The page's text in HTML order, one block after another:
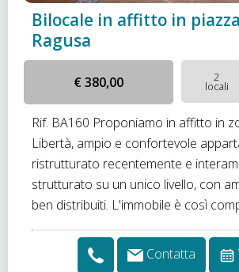
Bilocale in affitto in
Ragusa
€ 380,00 2
locali
Rif. BA160 Proponiamo in affitto in
Libertà, ampio e confortevole
ristrutturato recentemente e
strutturato su un unico livello, con
ben distribuiti. L'immobile è così
Contatta